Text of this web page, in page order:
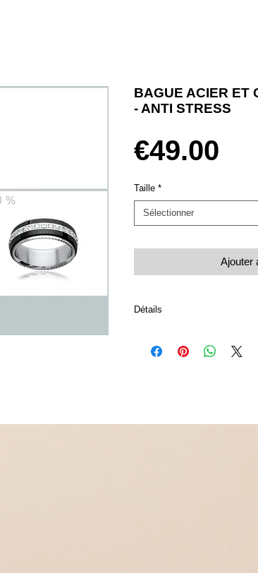
BAGUE ACIER ET
- ANTI STRESS
€49.00
Taille *
Sélectionner
Ajouter
Détails
Céramique noire avec oxydes